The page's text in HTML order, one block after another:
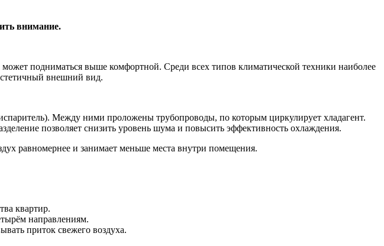
внимание.
подниматься выше комфортной. Среди всех типов климатической техники наиболее
внешний вид.
Между ними проложены трубопроводы, по которым циркулирует хладагент.
позволяет снизить уровень шума и повысить эффективность охлаждения.
равномернее и занимает меньше места внутри помещения.
квартир.
направлениям.
приток свежего воздуха.